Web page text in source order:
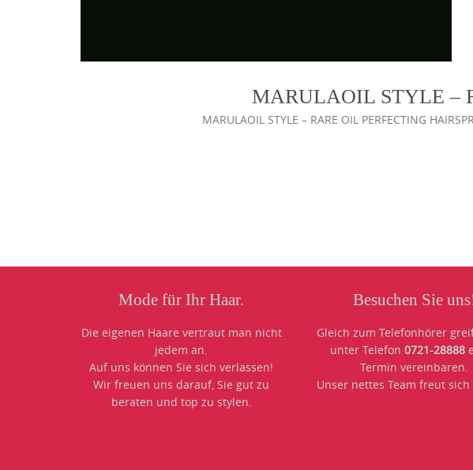
MARULAOIL STYLE –
MARULAOIL STYLE – RARE OIL PERFECTING
Mode für Ihr Haar.
Die eigenen Haare vertraut man nicht
jedem an.
Auf uns können Sie sich verlassen!
Wir freuen uns darauf, Sie gut zu
beraten und top zu stylen.
Besuchen Sie
Gleich zum Telefonhörer
unter Telefon 0721-28888
Termin vereinbaren.
Unser nettes Team freut sich